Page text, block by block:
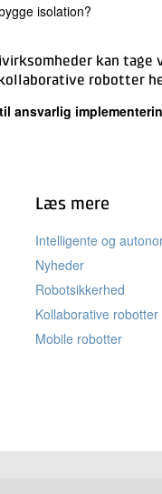
isolation?
kan tage
robotter
ansvarlig
Læs mere
Intelligente og
Nyheder
Robotsikkerhed
Kollaborative robotter
Mobile robotter